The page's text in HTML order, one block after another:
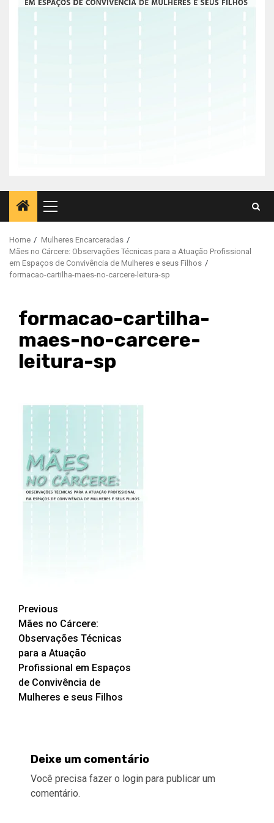
Primary
Menu
Home
Mulheres Encarceradas
Mães no Cárcere: Observações Técnicas para a Atuação Profissional
em Espaços de Convivência de Mulheres e seus Filhos
formacao-cartilha-maes-no-carcere-leitura-sp
formacao-cartilha-
maes-no-carcere-
leitura-sp
Post
navigation
Previous
Mães no Cárcere:
Observações Técnicas
para a Atuação
Profissional em Espaços
de Convivência de
Mulheres e seus Filhos
Deixe um comentário
Você precisa fazer o login para publicar um
comentário.